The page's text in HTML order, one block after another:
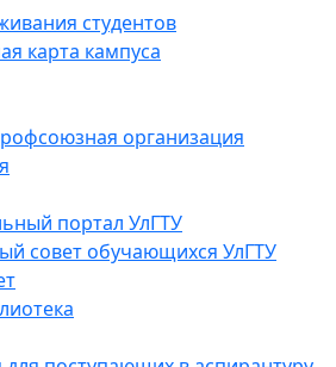
студентов
карта кампуса
организация
портал УлГТУ
совет обучающихся УлГТУ